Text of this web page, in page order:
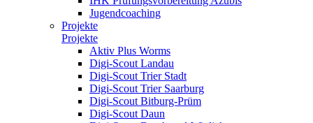
Jugendcoaching
Projekte
Projekte
Aktiv Plus Worms
Digi-Scout Landau
Digi-Scout Trier Stadt
Digi-Scout Trier Saarburg
Digi-Scout Bitburg-Prüm
Digi-Scout Daun